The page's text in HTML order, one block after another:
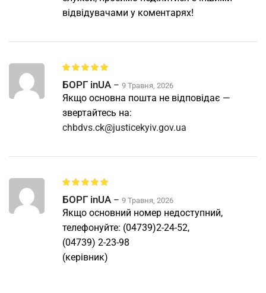
відвідувачами у коментарях!
БОРГ inUA – 9 Травня, 2026
Якщо основна пошта не відповідає —
звертайтесь на:
chbdvs.ck@justicekyiv.gov.ua
БОРГ inUA – 9 Травня, 2026
Якщо основний номер недоступний,
телефонуйте: (04739)2-24-52,
(04739) 2-23-98
(керівник)